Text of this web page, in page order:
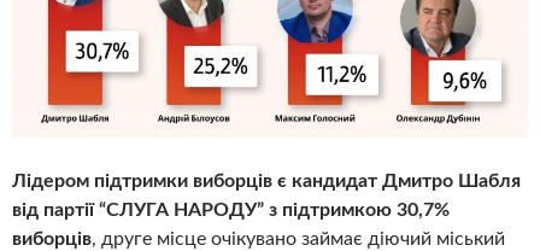
Лідером підтримки виборців є кандидат Дмитро Шабля
від партії “СЛУГА НАРОДУ” з підтримкою 30,7%
виборців, друге місце очікувано займає діючий міський